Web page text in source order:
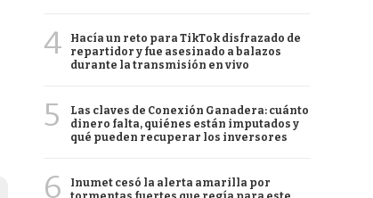
4
Hacía un reto para TikTok disfrazado de
repartidor y fue asesinado a balazos
durante la transmisión en vivo
5
Las claves de Conexión Ganadera: cuánto
dinero falta, quiénes están imputados y
qué pueden recuperar los inversores
6
Inumet cesó la alerta amarilla por